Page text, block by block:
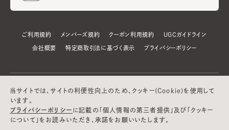
ご利用規約 メンバーズ規約 クーポン利用規約 UGCガイドライン
会社概要 特定商取引法に基づく表示 プライバシーポリシー
当サイトでは、サイトの利便性向上のため、クッキー(Cookie)を使用して
います。
プライバシーポリシー に記載の「個人情報の第三者提供」及び「クッキー
について」をお読みいただき、承諾をお願いいたします。